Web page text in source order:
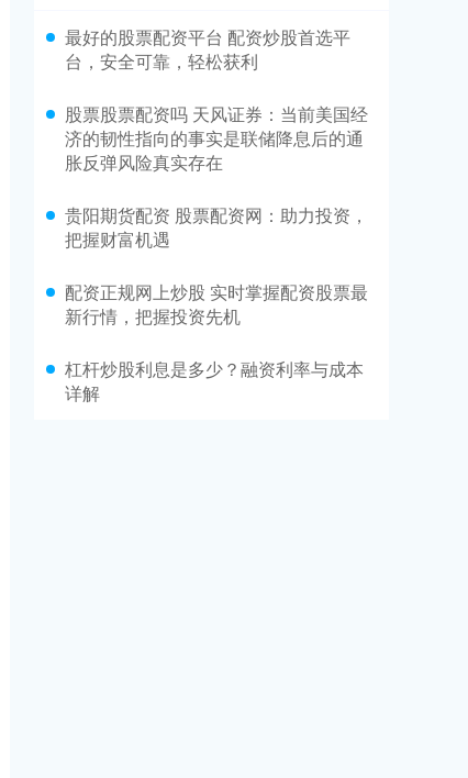
最好的股票配资平台 配资炒股首选平
台，安全可靠，轻松获利
股票股票配资吗 天风证券：当前美国经
济的韧性指向的事实是联储降息后的通
胀反弹风险真实存在
贵阳期货配资 股票配资网：助力投资，
把握财富机遇
配资正规网上炒股 实时掌握配资股票最
新行情，把握投资先机
杠杆炒股利息是多少？融资利率与成本
详解